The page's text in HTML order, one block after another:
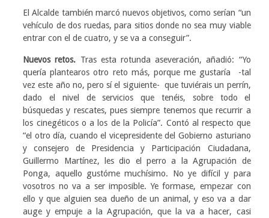
El Alcalde también marcó nuevos objetivos, como serían “un
vehículo de dos ruedas, para sitios donde no sea muy viable
entrar con el de cuatro, y se va a conseguir”.
Nuevos retos. Tras esta rotunda aseveración, añadió: “Yo
quería plantearos otro reto más, porque me gustaría -tal
vez este año no, pero sí el siguiente- que tuviérais un perrín,
dado el nivel de servicios que tenéis, sobre todo el
búsquedas y rescates, pues siempre tenemos que recurrir a
los cinegéticos o a los de la Policía”. Contó al respecto que
“el otro día, cuando el vicepresidente del Gobierno asturiano
y consejero de Presidencia y Participación Ciudadana,
Guillermo Martínez, les dio el perro a la Agrupación de
Ponga, aquello gustóme muchísimo. No ye difícil y para
vosotros no va a ser imposible. Ye formase, empezar con
ello y que alguien sea dueño de un animal, y eso va a dar
auge y empuje a la Agrupación, que la va a hacer, casi